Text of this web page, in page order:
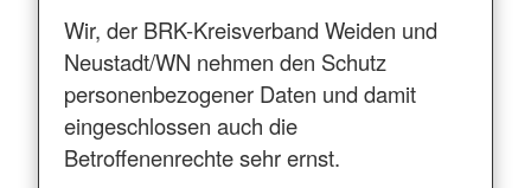
Wir, der BRK-Kreisverband Weiden und
Neustadt/WN nehmen den Schutz
personenbezogener Daten und damit
eingeschlossen auch die
Betroffenenrechte sehr ernst.